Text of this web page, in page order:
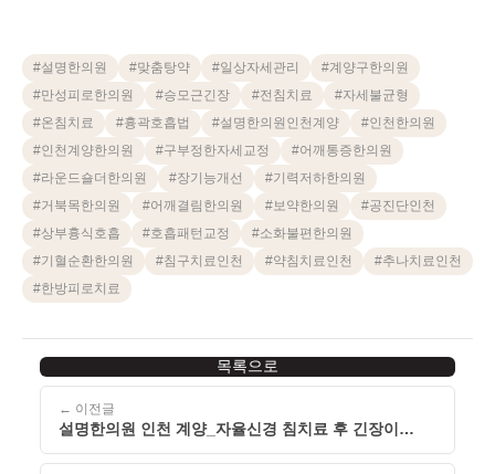
#설명한의원 #맞춤탕약 #일상자세관리 #계양구한의원
#만성피로한의원 #승모근긴장 #전침치료 #자세불균형
#온침치료 #흉곽호흡법 #설명한의원인천계양 #인천한의원
#인천계양한의원 #구부정한자세교정 #어깨통증한의원
#라운드숄더한의원 #장기능개선 #기력저하한의원
#거북목한의원 #어깨결림한의원 #보약한의원 #공진단인천
#상부흉식호흡 #호흡패턴교정 #소화불편한의원
#기혈순환한의원 #침구치료인천 #약침치료인천 #추나치료인천
#한방피로치료
← 이전글
설명한의원 인천 계양_자율신경 침치료 후 긴장이
풀리면
목록으로